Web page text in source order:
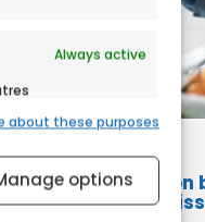
Always active
about these purposes
optionsPeut-on